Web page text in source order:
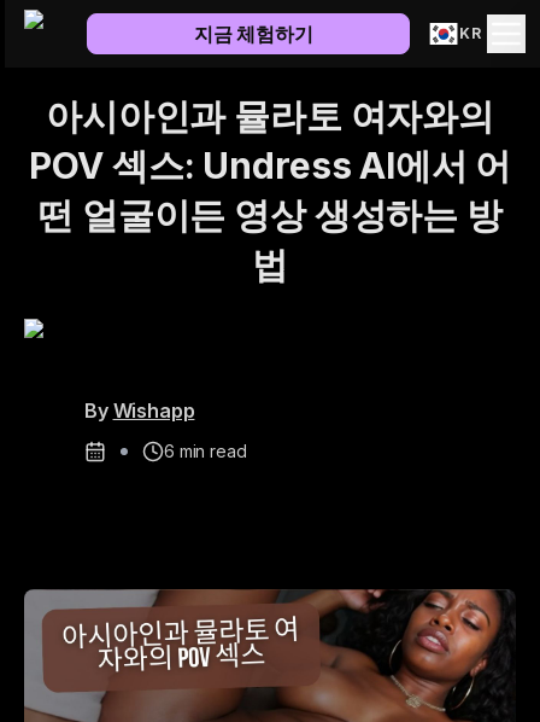
지금 체험하기 KR
아시아인과 뮬라토 여자와의
POV 섹스: Undress AI에서 어
떤 얼굴이든 영상 생성하는 방
법
By Wishapp
6 min read